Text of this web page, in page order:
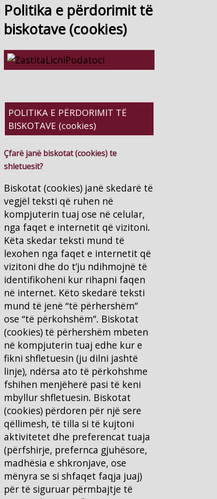
Politika e përdorimit të
biskotave (cookies)
POLITIKA E PËRDORIMIT TË
BISKOTAVE (cookies)
Çfarë janë biskotat (cookies) te
shletuesit?
Biskotat (cookies) janë skedarë të
vegjël teksti që ruhen në
kompjuterin tuaj ose në celular,
nga faqet e internetit që vizitoni.
Këta skedar teksti mund të
lexohen nga faqet e internetit që
vizitoni dhe do t’ju ndihmojnë të
identifikoheni kur rihapni faqen
në internet. Këto skedarë teksti
mund të jenë “të përhershëm”
ose “të përkohshëm”. Biskotat
(cookies) të përhershëm mbeten
në kompjuterin tuaj edhe kur e
fikni shfletuesin (ju dilni jashtë
linje), ndërsa ato të përkohshme
fshihen menjëherë pasi të keni
mbyllur shfletuesin. Biskotat
(cookies) përdoren për një sere
qëllimesh, të tilla si të kujtoni
aktivitetet dhe preferencat tuaja
(përfshirje, prefernca gjuhësore,
madhësia e shkronjave, ose
mënyra se si shfaqet faqja juaj)
për të siguruar përmbajtje të